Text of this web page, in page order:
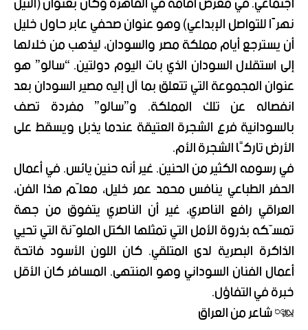
نهرًا للتواصل الإبداعي) وهو عنوان صحفي عابر حاول خليل
أن يسترجع أيام مملكة مصر والسودان، ليذهب من خلالها
إلى استقلال السودان الذي بات اليوم دولتين. “سالو” هو
عنوان المجموعة التي تتعلق بما آل إليه مصير السودان بعد
انفصاله عن تلك المملكة. و”سالو” مفردة تصف
بالسودانية فرع الشجرة العتيقة عندما يذبل ويسقط على
الأرض تاركًا الشجرة الأم.
في رسومه الكثير من الحنين. غير أنه حنين يائس. في أعمال
الحفر الطباعي ينافس محمد عمر خليل، معلّم هذا الفن،
العراقي رافع الناصري، غير أن الناصري يتفوق من جهة
تمسّكه بذروة الأمل التي تمثلها الكتل الملوّنة التي تحيي
الذاكرة البصرية لدى المتلقي. كان اللون الأسود فاتحة
أعمال الفنان السوداني وهو المنتهى. المسافر كان الأقل
خبرة في التفاؤل.
* شاعر من العراق